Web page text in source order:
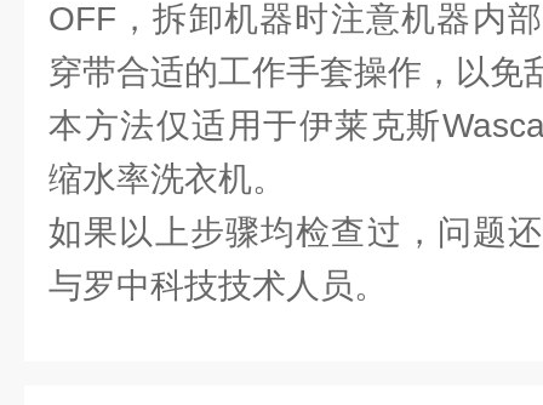
OFF，拆卸机器时注意机器内
穿带合适的工作手套操作，以免
本方法仅适用于伊莱克斯
缩水率洗衣机。
如果以上步骤均检查过，问题
与罗中科技技术人员。